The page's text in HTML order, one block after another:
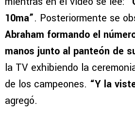
10ma”. Posteriormente se
Abraham formando el
manos junto al panteón de
la TV exhibiendo la
de los campeones. “Y la
agregó.